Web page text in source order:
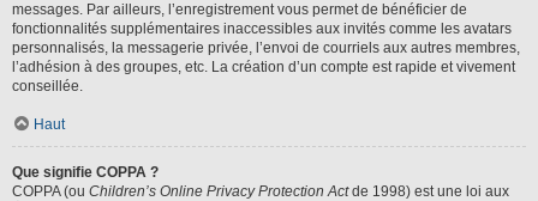
messages. Par ailleurs, l’enregistrement vous permet de bénéficier de
fonctionnalités supplémentaires inaccessibles aux invités comme les avatars
personnalisés, la messagerie privée, l’envoi de courriels aux autres membres,
l’adhésion à des groupes, etc. La création d’un compte est rapide et vivement
conseillée.
Haut
Que signifie COPPA ?
COPPA (ou Children’s Online Privacy Protection Actde 1998) est une loi aux